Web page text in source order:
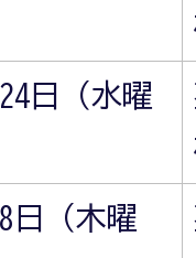
日（水曜
日（木曜